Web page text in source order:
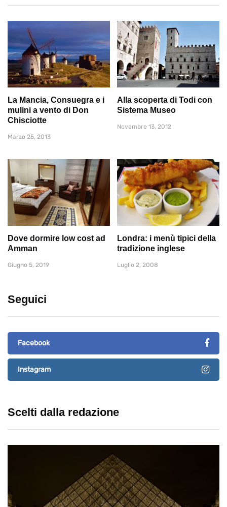
La Mancia, Consuegra e i
mulini a vento di Don
Chisciotte
Marzo 25, 2013
Alla scoperta di Todi con
Sistema Museo
Novembre 13, 2012
Dove dormire low cost ad
Amman
Giugno 5, 2019
Londra: i menù tipici della
tradizione inglese
Luglio 2, 2008
Seguici
Facebook
Instagram
Scelti dalla redazione